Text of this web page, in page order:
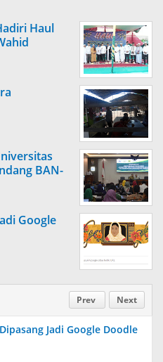
Haul
BAN-
Google
Prev Next
Jadi Google Doodle